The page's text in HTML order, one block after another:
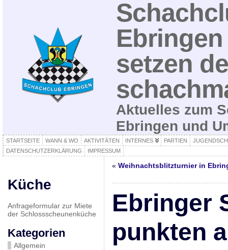
setzen
Aktuelles zum
Ebringen und
STARTSEITE WANN & WO AKTIVITÄTEN INTERNES PARTIEN
DATENSCHUTZERKLÄRUNG
IMPRESSUM
Küche
Anfrageformular zur Miete
der Schlossscheunenküche
Kategorien
Allgemein
« Weihnachtsblitzturnier in
Ebringer
punkten